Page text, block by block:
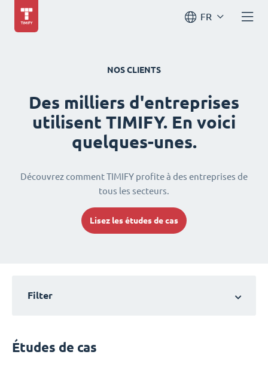
FR
NOS CLIENTS
Des milliers d'entreprises
utilisent TIMIFY. En voici
quelques-unes.
Découvrez comment TIMIFY profite à des entreprises de
tous les secteurs.
Lisez les études de cas
Filter
Études de cas